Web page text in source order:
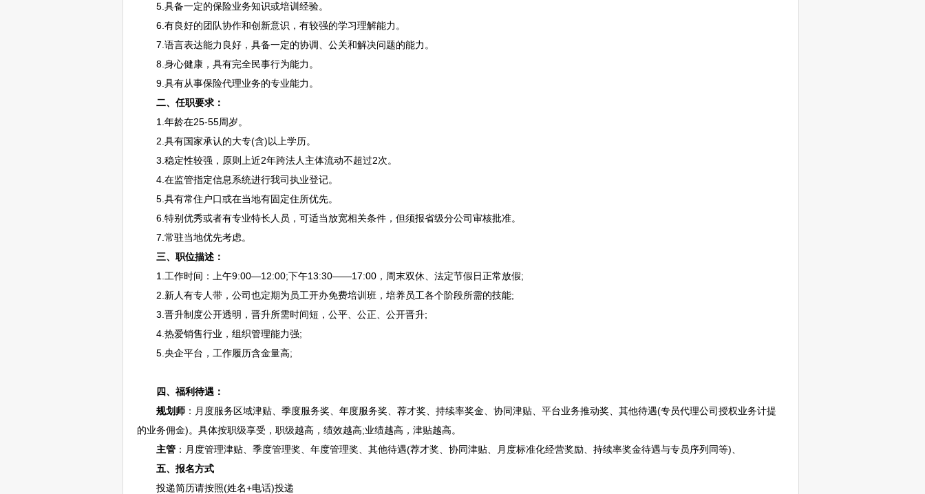
5.具备一定的保险业务知识或培训经验。
6.有良好的团队协作和创新意识，有较强的学习理解能力。
7.语言表达能力良好，具备一定的协调、公关和解决问题的能力。
8.身心健康，具有完全民事行为能力。
9.具有从事保险代理业务的专业能力。
二、任职要求：
1.年龄在25-55周岁。
2.具有国家承认的大专(含)以上学历。
3.稳定性较强，原则上近2年跨法人主体流动不超过2次。
4.在监管指定信息系统进行我司执业登记。
5.具有常住户口或在当地有固定住所优先。
6.特别优秀或者有专业特长人员，可适当放宽相关条件，但须报省级分公司审核批准。
7.常驻当地优先考虑。
三、职位描述：
1.工作时间：上午9:00—12:00;下午13:30——17:00，周末双休、法定节假日正常放假;
2.新人有专人带，公司也定期为员工开办免费培训班，培养员工各个阶段所需的技能;
3.晋升制度公开透明，晋升所需时间短，公平、公正、公开晋升;
4.热爱销售行业，组织管理能力强;
5.央企平台，工作履历含金量高;
四、福利待遇：
规划师 ：月度服务区域津贴、季度服务奖、年度服务奖、荐才奖、持续率奖金、协同津贴、平台业务推动奖、其他待遇(专员代理公司授权业务计提
的业务佣金)。具体按职级享受，职级越高，绩效越高;业绩越高，津贴越高。
主管 ：月度管理津贴、季度管理奖、年度管理奖、其他待遇(荐才奖、协同津贴、月度标准化经营奖励、持续率奖金待遇与专员序列同等)、
五、报名方式
投递简历请按照(姓名+电话)投递